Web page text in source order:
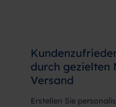
durch gezielten
Versand
Erstellen Sie